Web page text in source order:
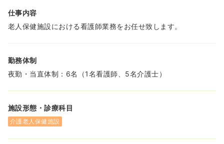
仕事内容
老人保健施設における看護師業務をお任せ致します。
勤務体制
夜勤・当直体制：6名（1名看護師、5名介護士）
施設形態・診療科目
介護老人保健施設